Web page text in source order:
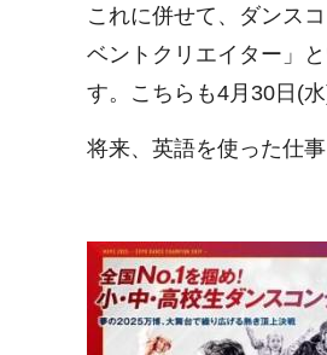
これに併せて、ダンス
ベントクリエイター」
す。こちらも4月30日(
将来、英語を使った仕